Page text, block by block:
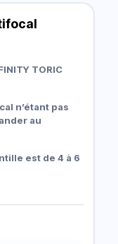
TORIC
n’étant pas
au
est de 4 à 6